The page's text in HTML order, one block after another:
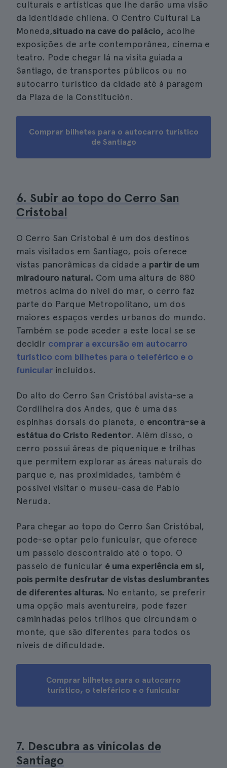
culturais e artísticas que lhe darão uma visão
da identidade chilena. O Centro Cultural La
Moneda,situado na cave do palácio, acolhe
exposições de arte contemporânea, cinema e
teatro. Pode chegar lá na visita guiada a
Santiago, de transportes públicos ou no
autocarro turístico da cidade até à paragem
da Plaza de la Constitución.
Comprar bilhetes para o autocarro turístico
de Santiago
6. Subir ao topo do Cerro San
Cristobal
O Cerro San Cristobal é um dos destinos
mais visitados em Santiago, pois oferece
vistas panorâmicas da cidade a partir de um
miradouro natural. Com uma altura de 880
metros acima do nível do mar, o cerro faz
parte do Parque Metropolitano, um dos
maiores espaços verdes urbanos do mundo.
Também se pode aceder a este local se se
decidir comprar a excursão em autocarro
turístico com bilhetes para o teleférico e o
funicular incluídos.
Do alto do Cerro San Cristóbal avista-se a
Cordilheira dos Andes, que é uma das
espinhas dorsais do planeta, e encontra-se a
estátua do Cristo Redentor. Além disso, o
cerro possui áreas de piquenique e trilhas
que permitem explorar as áreas naturais do
parque e, nas proximidades, também é
possível visitar o museu-casa de Pablo
Neruda.
Para chegar ao topo do Cerro San Cristóbal,
pode-se optar pelo funicular, que oferece
um passeio descontraído até o topo. O
passeio de funicular é uma experiência em si,
pois permite desfrutar de vistas deslumbrantes
de diferentes alturas. No entanto, se preferir
uma opção mais aventureira, pode fazer
caminhadas pelos trilhos que circundam o
monte, que são diferentes para todos os
níveis de dificuldade.
Comprar bilhetes para o autocarro
turístico, o teleférico e o funicular
7. Descubra as vinícolas de
Santiago